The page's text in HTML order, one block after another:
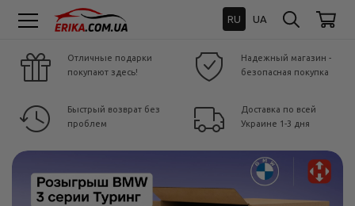
RU UA
Отличные подарки
покупают здесь!
Надежный магазин -
безопасная покупка
Быстрый возврат без
проблем
Доставка по всей
Украине 1-3 дня